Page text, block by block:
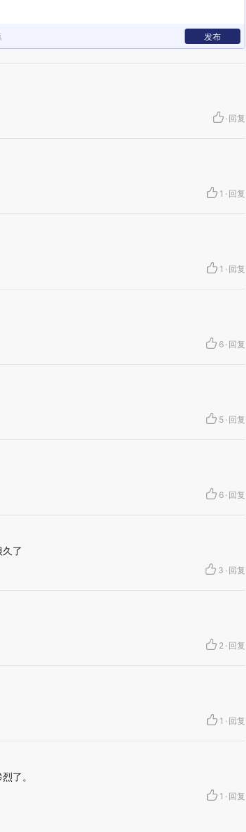
发布
· 回复
1 · 回复
1 · 回复
6 · 回复
5 · 回复
6 · 回复
了
3 · 回复
2 · 回复
1 · 回复
了。
1 · 回复